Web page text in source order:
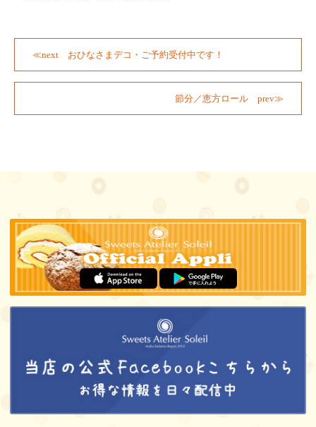
おひなさまデコ・ご予約受付中です！
節分／恵方ロール